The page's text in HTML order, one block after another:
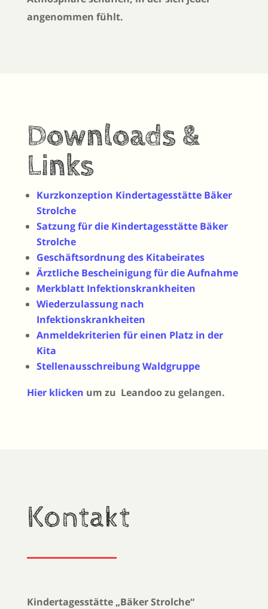
angenommen fühlt.
Downloads &
Links
Kurzkonzeption Kindertagesstätte Bäker
Strolche
Satzung für die Kindertagesstätte Bäker
Strolche
Geschäftsordnung des Kitabeirates
Ärztliche Bescheinigung für die Aufnahme
Merkblatt Infektionskrankheiten
Wiederzulassung nach
Infektionskrankheiten
Anmeldekriterien für einen Platz in der
Kita
Stellenausschreibung Waldgruppe
Hier klicken um zu Leandoo zu gelangen.
Kontakt
Kindertagesstätte „Bäker Strolche“